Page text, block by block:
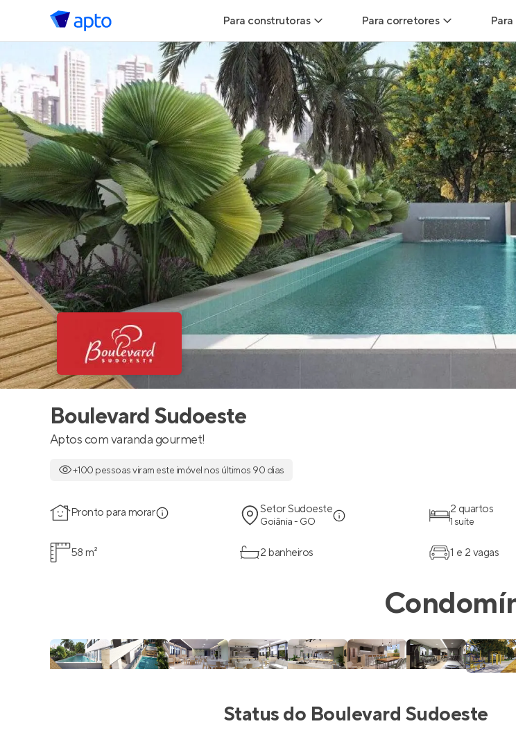
Para construtoras
Geração de Leads
Geração de Visitas
Geração de Vendas
Maiores Construtoras
Parcerias Imobiliárias
Anunciar Imóveis
Para corretores
Leads para Corretores
Corretor+
Parcerias imobiliárias
Hub de Corretores
Perfil Verificado
Anunciar imóveis
Boulevard Sudoeste
Aptos com varanda gourmet!
+100 pessoas viram este imóvel nos últimos 90 dias
Pronto para morar Setor Sudoeste
Goiânia - GO
2 quartos
1 suíte
58 m² 2 banheiros 1 e 2 vagas
Status do Boulevard Sudoeste